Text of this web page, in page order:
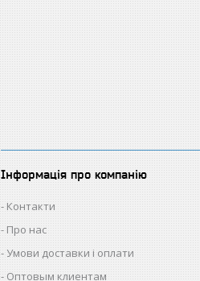
Інформація про компанію
Контакти
Про нас
Умови доставки і оплати
Оптовым клиентам